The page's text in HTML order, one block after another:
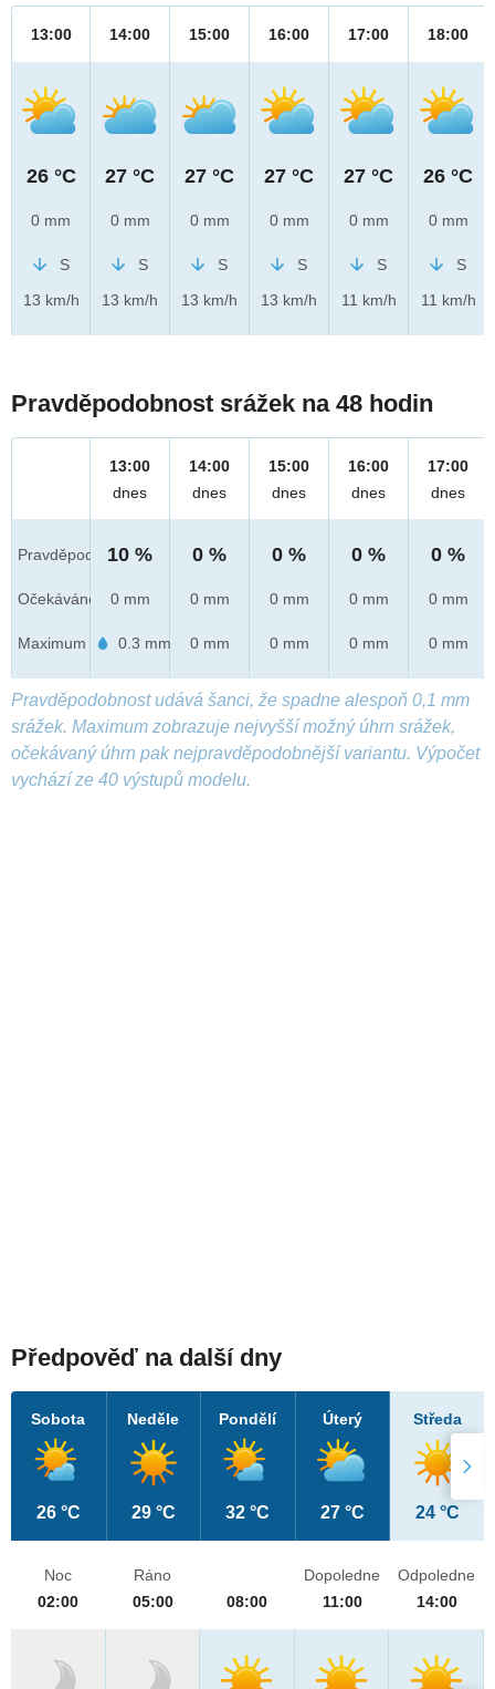
13:00
26 °C
0 mm
S
13 km/h
14:00
27 °C
0 mm
S
13 km/h
15:00
27 °C
0 mm
S
13 km/h
16:00
27 °C
0 mm
S
13 km/h
17:00
27 °C
0 mm
S
11 km/h
18:00
26 °C
0 mm
S
11 km/h
Pravděpodobnost srážek na 48 hodin
Pravděpod.
Očekáváno
Maximum
13:00
dnes
10 %
0 mm
0.3 mm
14:00
dnes
0 %
0 mm
0 mm
15:00
dnes
0 %
0 mm
0 mm
16:00
dnes
0 %
0 mm
0 mm
17:00
dnes
0 %
0 mm
0 mm
Pravděpodobnost udává šanci, že spadne alespoň 0,1 mm
srážek. Maximum zobrazuje nejvyšší možný úhrn srážek,
očekávaný úhrn pak nejpravděpodobnější variantu. Výpočet
vychází ze 40 výstupů modelu.
Předpověď na další dny
Sobota
26 °C
Neděle
29 °C
Pondělí
32 °C
Úterý
27 °C
Středa
24 °C
Noc
02:00
Ráno
05:00
08:00
Dopoledne
11:00
Odpoledne
14:00